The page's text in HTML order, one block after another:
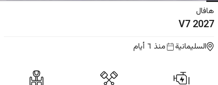
هافال
V72027
السليمانية منذ ٦ أيام